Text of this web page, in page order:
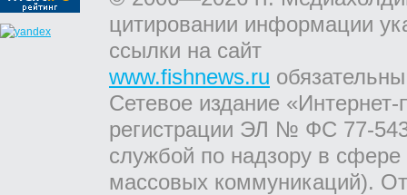
цитировании информации
ссылки на сайт
www.fishnews.ru
Сетевое издание
регистрации ЭЛ № ФС 77-
службой по надзору в
массовых коммуникаций).